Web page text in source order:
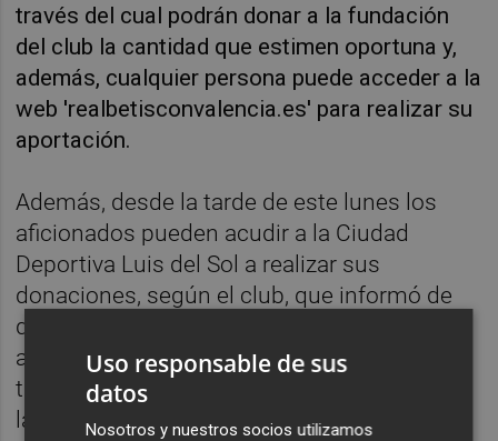
través del cual podrán donar a la fundación
del club la cantidad que estimen oportuna y,
además, cualquier persona puede acceder a la
web 'realbetisconvalencia.es' para realizar su
aportación.
Además, desde la tarde de este lunes los
aficionados pueden acudir a la Ciudad
Deportiva Luis del Sol a realizar sus
donaciones, según el club, que informó de
que los materiales más necesarios
actualmente son aquellos que facilitan las
tareas de limpieza y acondicionamiento de
las poblaciones afectadas.
Uso responsable de sus
datos
Nosotros y nuestros socios utilizamos